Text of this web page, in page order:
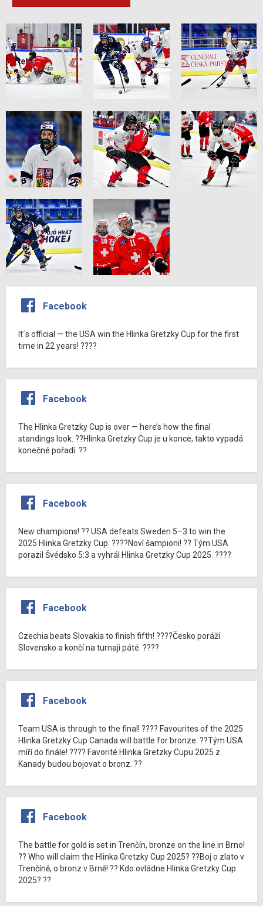
Facebook
It´s official — the USA win the Hlinka Gretzky Cup for the first
time in 22 years! ????
Facebook
The Hlinka Gretzky Cup is over — here’s how the final
standings look. ??Hlinka Gretzky Cup je u konce, takto vypadá
konečné pořadí. ??
Facebook
New champions! ?? USA defeats Sweden 5–3 to win the
2025 Hlinka Gretzky Cup. ????Noví šampioni! ?? Tým USA
porazil Švédsko 5:3 a vyhrál Hlinka Gretzky Cup 2025. ????
Facebook
Czechia beats Slovakia to finish fifth! ????Česko poráží
Slovensko a končí na turnaji páté. ????
Facebook
Team USA is through to the final! ???? Favourites of the 2025
Hlinka Gretzky Cup Canada will battle for bronze. ??Tým USA
míří do finále! ???? Favorité Hlinka Gretzky Cupu 2025 z
Kanady budou bojovat o bronz. ??
Facebook
The battle for gold is set in Trenčín, bronze on the line in Brno!
?? Who will claim the Hlinka Gretzky Cup 2025? ??Boj o zlato v
Trenčíně, o bronz v Brně! ?? Kdo ovládne Hlinka Gretzky Cup
2025? ??